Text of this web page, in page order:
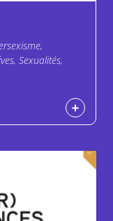
Sexualités,